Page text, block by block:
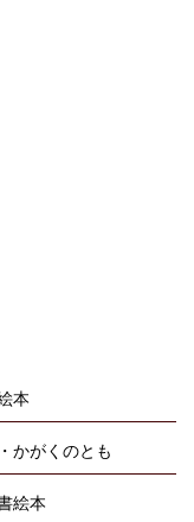
本
かがくのとも
絵本